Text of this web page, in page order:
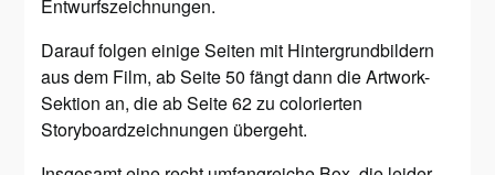
Entwurfszeichnungen.
Darauf folgen einige Seiten mit Hintergrundbildern
aus dem Film, ab Seite 50 fängt dann die Artwork-
Sektion an, die ab Seite 62 zu colorierten
Storyboardzeichnungen übergeht.